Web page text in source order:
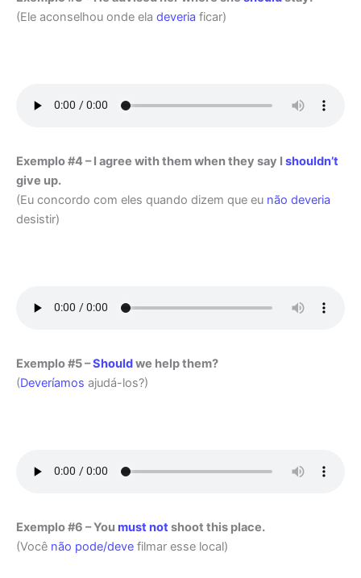
(Ele aconselhou onde ela deveria ficar)
Exemplo #4 – I agree with them when they say I shouldn’t
give up.
(Eu concordo com eles quando dizem que eu não deveria
desistir)
Exemplo #5 –Shouldwe help them?
(Deveríamos ajudá-los?)
Exemplo #6 – You must notshoot this place.
(Você não pode/deve filmar esse local)